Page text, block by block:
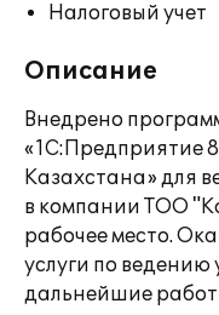
Налоговый учет
Описание
Внедрено
«1С:Предприятие
Казахстана» для
в компании ТОО
рабочее место.
услуги по ведению
дальнейшие